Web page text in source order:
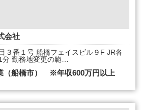
会社
３番１号 船橋フェイスビル９F JR各
勤務地変更の範…
（船橋市） ※年収600万円以上